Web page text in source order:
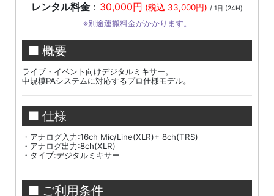
レンタル料金 ： 30,000円 (税込 33,000円) / 1日 (24H)
※別途運搬料金がかかります。
■ 概要
ライブ・イベント向けデジタルミキサー。
中規模PAシステムに対応するプロ仕様モデル。
■ 仕様
・アナログ入力:16ch Mic/Line(XLR)+ 8ch(TRS)
・アナログ出力:8ch(XLR)
・タイプ:デジタルミキサー
■ ご利用条件